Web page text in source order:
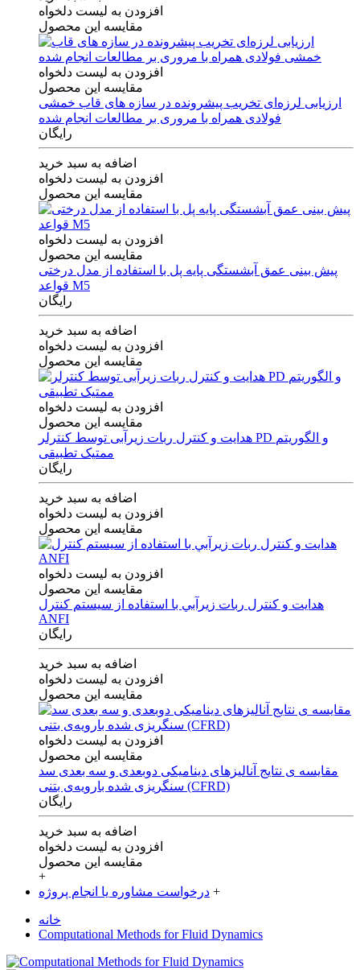
افزودن به لیست دلخواه
مقایسه این محصول
افزودن به لیست دلخواه
مقایسه این محصول
ارزیابی لرزه‌ای تخریب پیشرونده در سازه های قاب خمشی
فولادی همراه با مروری بر مطالعات انجام شده
رایگان
اضافه به سبد خرید
افزودن به لیست دلخواه
مقایسه این محصول
افزودن به لیست دلخواه
مقایسه این محصول
پیش بینی عمق آبشستگی پایه پل با استفاده از مدل درختی
قواعد M5
رایگان
اضافه به سبد خرید
افزودن به لیست دلخواه
مقایسه این محصول
افزودن به لیست دلخواه
مقایسه این محصول
هدایت و کنترل ربات زیرآبی توسط کنترلر PD و الگوریتم
ممتیک تطبیقی
رایگان
اضافه به سبد خرید
افزودن به لیست دلخواه
مقایسه این محصول
افزودن به لیست دلخواه
مقایسه این محصول
هدايت و كنترل ربات زيرآبي با استفاده از سيستم كنترل
ANFI
رایگان
اضافه به سبد خرید
افزودن به لیست دلخواه
مقایسه این محصول
افزودن به لیست دلخواه
مقایسه این محصول
مقایسه ی‌ نتایج آنالیزهای‌ دینامیکی‌ دوبعدی‌ و‌ سه بعدی‌ سد
سنگریزی‌ شده با‌رویه‌ی‌ بتنی‌ (CFRD)
رایگان
اضافه به سبد خرید
افزودن به لیست دلخواه
مقایسه این محصول
+
درخواست مشاوره یا انجام پروژه +
خانه
Computational Methods for Fluid Dynamics